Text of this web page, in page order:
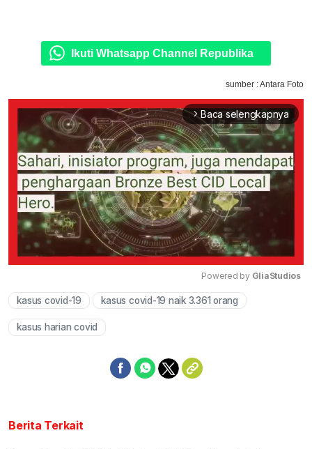
Ikuti Whatsapp Channel Republika
sumber : Antara Foto
arrow_forward_ios Baca selengkapnya
Powered by GliaStudios
kasus covid-19 kasus covid-19 naik 3.361 orang
kasus harian covid
Berita Terkait